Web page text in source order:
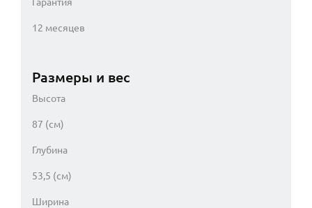
12 месяцев
Размеры и вес
Высота
87 (см)
Глубина
53,5 (см)
Ширина